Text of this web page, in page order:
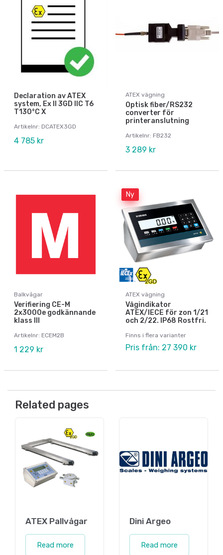
Declaration av ATEX
system, Ex II 3GD IIC T6
T130°C X
Artikelnr: DCATEX3GD
4 785 kr
ATEX vägning
Optisk fiber/RS232
converter för
printeranslutning
Artikelnr: FB232
3 289 kr
Balkvågar
Verifiering CE-M
2x3000e godkännande
klass III
Artikelnr: ECEM2B
1 229 kr
Ny
ATEX vägning
Vågindikator
ATEX/IECE för zon 1/21
och 2/22. IP68 Rostfri.
Finns i flera varianter
Pris från: 27 390 kr
Related pages
ATEX Pallvågar
Read more
Dini Argeo
Read more